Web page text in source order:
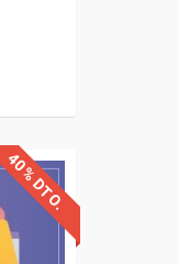
40% DTO.